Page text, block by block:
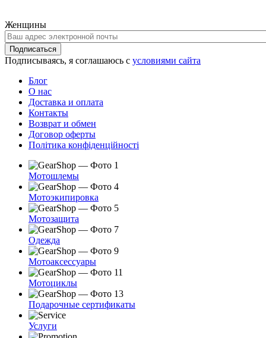
Женщины
Ваш
адрес
электронной
почты
Подписаться
Подписываясь, я соглашаюсь с условиями сайта
Блог
О нас
Доставка и оплата
Контакты
Возврат и обмен
Договор оферты
Політика конфіденційності
Мотошлемы
Мотоэкипировка
Мотозащита
Одежда
Мотоаксессуары
Мотоциклы
Подарочные сертификаты
Услуги